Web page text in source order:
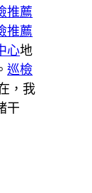
推薦
推薦
心地
巡檢
，我
干